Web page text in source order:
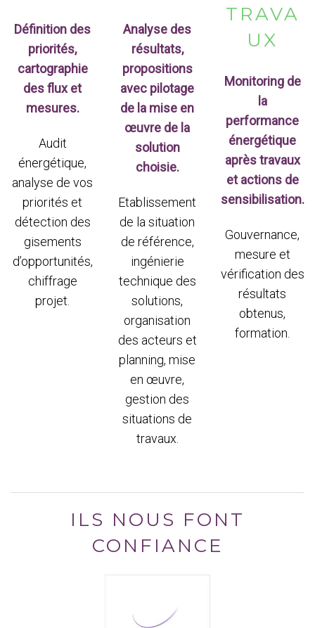
Définition des
priorités,
cartographie
des flux et
mesures.
Audit
énergétique,
analyse de vos
priorités et
détection des
gisements
d’opportunités,
chiffrage
projet.
Analyse des
résultats,
propositions
avec pilotage
de la mise en
œuvre de la
solution
choisie.
Etablissement
de la situation
de référence,
ingénierie
technique des
solutions,
organisation
des acteurs et
planning, mise
en œuvre,
gestion des
situations de
travaux.
TRAVA
UX
Monitoring de
la
performance
énergétique
après travaux
et actions de
sensibilisation.
Gouvernance,
mesure et
vérification des
résultats
obtenus,
formation.
ILS NOUS FONT
CONFIANCE